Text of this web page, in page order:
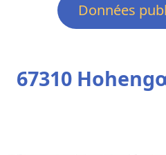
Données
67310